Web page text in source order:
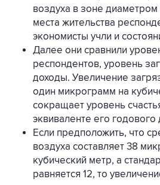
воздуха в зоне
места жительства
экономисты учли и
Далее они сравнили
респондентов, уровень
доходы. Увеличение
один микрограмм на
сокращает уровень
эквиваленте его годового
Если предположить, что
воздуха составляет 38
кубический метр, а
равняется 12, то